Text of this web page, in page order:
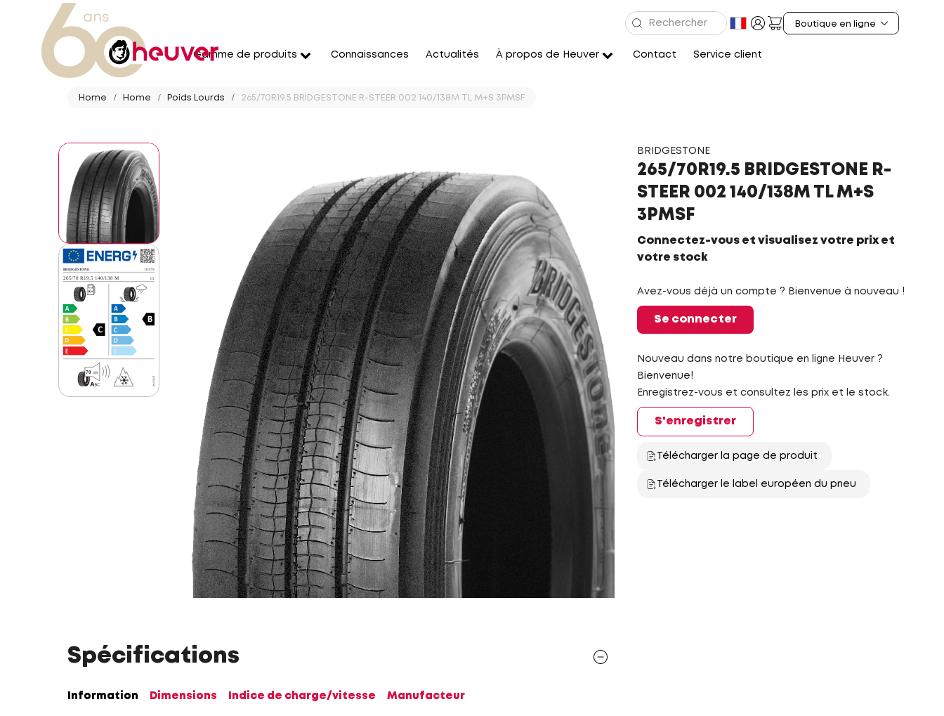
Gamme de produits Connaissances Actualités À propos de Heuver Contact Service client
Home Home Poids Lourds 265/70R19.5 BRIDGESTONE R-STEER 002 140/138M TL M+S 3PMSF
BRIDGESTONE
265/70R19.5 BRIDGESTONE R-
STEER 002 140/138M TL M+S
3PMSF
Connectez-vous et visualisez votre prix et
votre stock
Avez-vous déjà un compte ? Bienvenue à nouveau !
Se connecter
Nouveau dans notre boutique en ligne Heuver ?
Bienvenue!
Enregistrez-vous et consultez les prix et le stock.
S'enregistrer
Télécharger la page de produit
Télécharger le label européen du pneu
Spécifications
Information Dimensions Indice de charge/vitesse Manufacteur